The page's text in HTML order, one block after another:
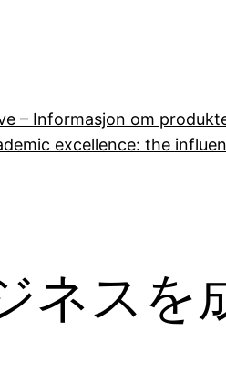
– Informasjon om
excellence: the
ネスを